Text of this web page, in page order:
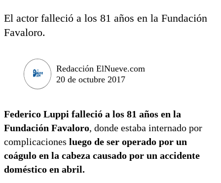
El actor falleció a los 81 años en la Fundación
Favaloro.
Redacción ElNueve.com
20 de octubre 2017
Federico Luppi falleció a los 81 años en la
Fundación Favaloro, donde estaba internado por
complicaciones luego de ser operado por un
coágulo en la cabeza causado por un accidente
doméstico en abril.